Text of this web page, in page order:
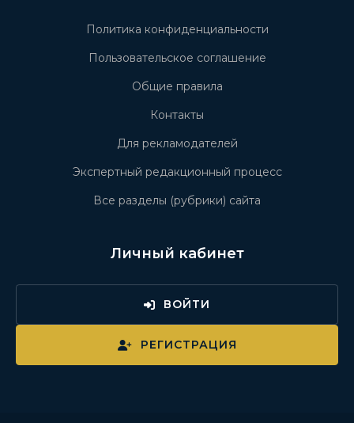
Политика конфиденциальности
Пользовательское соглашение
Общие правила
Контакты
Для рекламодателей
Экспертный редакционный процесс
Все разделы (рубрики) сайта
Личный кабинет
ВОЙТИ
РЕГИСТРАЦИЯ